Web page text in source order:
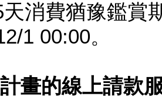
消費猶豫鑑賞
1 00:00。
計畫的線上請款